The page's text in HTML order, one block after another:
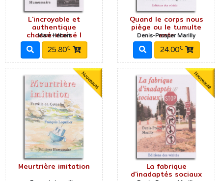
L'incroyable et
authentique
chassé-croisé l
Marc Hébert
25.80€
Quand le corps nous
piège ou le tumulte
entr
Denis-Prosper Marilly
24.00€
Meurtrière imitation La fabrique
d'inadaptés sociaux